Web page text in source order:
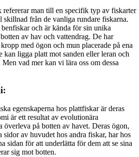
refererar man till en specifik typ av fiskarter
skillnad från de vanliga rundare fiskarna.
och är kända för sin unika
av hav och vattendrag. De har
med ögon och mun placerade på ena
kan ligga platt mot sanden eller leran och
vad mer kan vi lära oss om dessa
egenskaperna hos plattfiskar är deras
är ett resultat av evolutionära
överleva på botten av havet. Deras ögon,
sidor av huvudet hos andra fiskar, har hos
sidan för att underlätta för dem att se sina
sig mot botten.